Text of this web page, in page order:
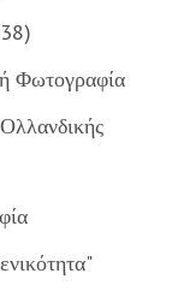
Φωτογραφία